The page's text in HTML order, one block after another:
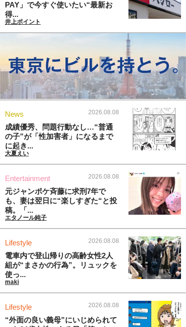
PAY」で今すぐ使いたい“最新お
得...
井上ポイント
News 2026.08.08
成績優秀、問題行動なし…“普通
の子”が「性加害者」になるまで
に起き...
大夏えい
Entertainment 2026.08.08
元ジャンポケ斉藤に求刑7年で
も、妻は翌日に“楽しすぎた“と投
稿。「...
エタノール純子
Lifestyle 2026.08.08
電車内で登山帰りの高齢女性2人
組が“まさかの行為”。リュックを
使っ...
maki
Lifestyle 2026.08.08
“外面の良い義母”にいじめられて